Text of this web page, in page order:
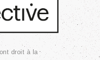
droit à la